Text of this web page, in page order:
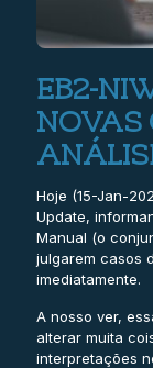
EB2-
NOVAS
Hoje (15-Jan-
Update,
Manual (o
julgarem casos
imediatamente.
A nosso ver,
alterar muita
interpretações